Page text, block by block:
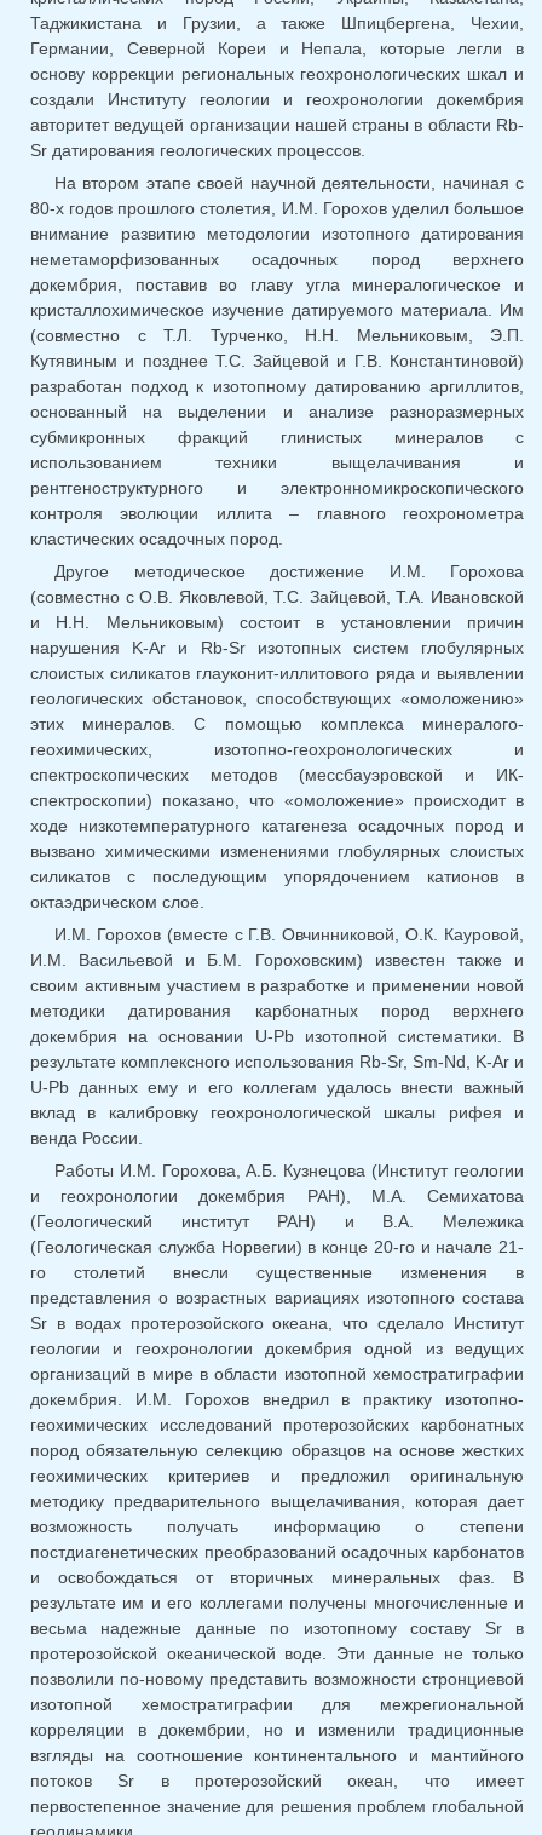
Таджикистана и Грузии, а также Шпицбергена, Чехии,
Германии, Северной Кореи и Непала, которые легли в
основу коррекции региональных геохронологических шкал и
создали Институту геологии и геохронологии докембрия
авторитет ведущей организации нашей страны в области Rb-
Sr датирования геологических процессов.
На втором этапе своей научной деятельности, начиная с
80-х годов прошлого столетия, И.М. Горохов уделил большое
внимание развитию методологии изотопного датирования
неметаморфизованных осадочных пород верхнего
докембрия, поставив во главу угла минералогическое и
кристаллохимическое изучение датируемого материала. Им
(совместно с Т.Л. Турченко, Н.Н. Мельниковым, Э.П.
Кутявиным и позднее Т.С. Зайцевой и Г.В. Константиновой)
разработан подход к изотопному датированию аргиллитов,
основанный на выделении и анализе разноразмерных
субмикронных фракций глинистых минералов с
использованием техники выщелачивания и
рентгеноструктурного и электронномикроскопического
контроля эволюции иллита – главного геохронометра
кластических осадочных пород.
Другое методическое достижение И.М. Горохова
(совместно с О.В. Яковлевой, Т.С. Зайцевой, Т.А. Ивановской
и Н.Н. Мельниковым) состоит в установлении причин
нарушения K-Ar и Rb-Sr изотопных систем глобулярных
слоистых силикатов глауконит-иллитового ряда и выявлении
геологических обстановок, способствующих «омоложению»
этих минералов. С помощью комплекса минералого-
геохимических, изотопно-геохронологических и
спектроскопических методов (мессбауэровской и ИК-
спектроскопии) показано, что «омоложение» происходит в
ходе низкотемпературного катагенеза осадочных пород и
вызвано химическими изменениями глобулярных слоистых
силикатов с последующим упорядочением катионов в
октаэдрическом слое.
И.М. Горохов (вместе с Г.В. Овчинниковой, О.К. Кауровой,
И.М. Васильевой и Б.М. Гороховским) известен также и
своим активным участием в разработке и применении новой
методики датирования карбонатных пород верхнего
докембрия на основании U-Pb изотопной систематики. В
результате комплексного использования Rb-Sr, Sm-Nd, K-Ar и
U-Pb данных ему и его коллегам удалось внести важный
вклад в калибровку геохронологической шкалы рифея и
венда России.
Работы И.М. Горохова, А.Б. Кузнецова (Институт геологии
и геохронологии докембрия РАН), М.А. Семихатова
(Геологический институт РАН) и В.А. Мележика
(Геологическая служба Норвегии) в конце 20-го и начале 21-
го столетий внесли существенные изменения в
представления о возрастных вариациях изотопного состава
Sr в водах протерозойского океана, что сделало Институт
геологии и геохронологии докембрия одной из ведущих
организаций в мире в области изотопной хемостратиграфии
докембрия. И.М. Горохов внедрил в практику изотопно-
геохимических исследований протерозойских карбонатных
пород обязательную селекцию образцов на основе жестких
геохимических критериев и предложил оригинальную
методику предварительного выщелачивания, которая дает
возможность получать информацию о степени
постдиагенетических преобразований осадочных карбонатов
и освобождаться от вторичных минеральных фаз. В
результате им и его коллегами получены многочисленные и
весьма надежные данные по изотопному составу Sr в
протерозойской океанической воде. Эти данные не только
позволили по-новому представить возможности стронциевой
изотопной хемостратиграфии для межрегиональной
корреляции в докембрии, но и изменили традиционные
взгляды на соотношение континентального и мантийного
потоков Sr в протерозойский океан, что имеет
первостепенное значение для решения проблем глобальной